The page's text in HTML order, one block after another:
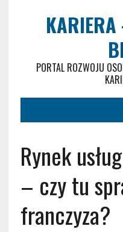
KARIERA
PORTAL ROZWOJU
Rynek
– czy tu
franczyza?